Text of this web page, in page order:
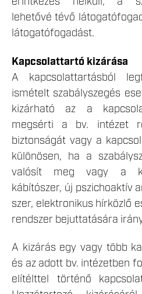
lehetővé tévő
látogatófogadást.
Kapcsolattartó kizárása
A kapcsolattartásból
ismételt szabályszegés
kizárható az a
megsérti a bv. intézet
biztonságát vagy a
különösen, ha a
valósít meg vagy a
kábítószer, új pszichoaktív
szer, elektronikus hírközlő
rendszer bejuttatására
A kizárás egy vagy több
és az adott bv. intézetben
elítélttel történő